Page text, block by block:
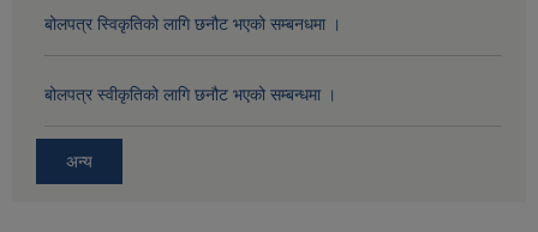
बोलपत्र स्विकृतिको लागि छनौट भएको सम्बनधमा ।
बोलपत्र स्वीकृतिको लागि छनौट भएको सम्बन्धमा ।
अन्य